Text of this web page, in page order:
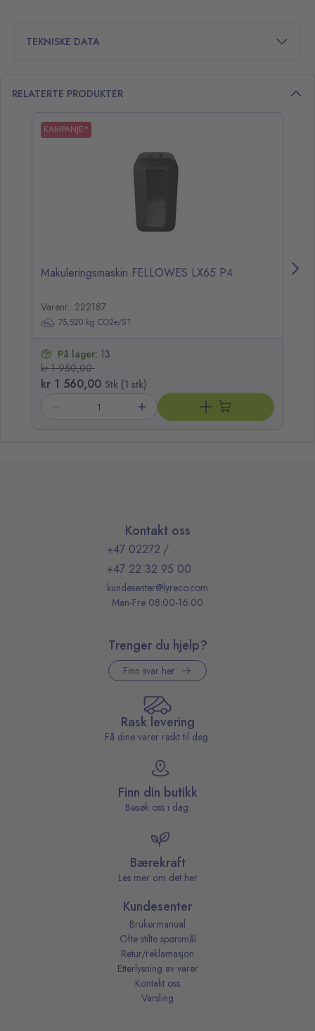
TEKNISKE DATA
RELATERTE PRODUKTER
over listen
KAMPANJE*
Makuleringsmaskin FELLOWES LX65 P4
Varenr.: 222187
75,520 kg CO2e/ST
På lager: 13
kr 1 950,00
kr 1 560,00 Stk (1 stk)
Kontakt oss
+47 02272 /
+47 22 32 95 00
kundesenter@lyreco.com
Man-Fre 08:00-16:00
Trenger du hjelp?
Finn svar her
Rask levering
Få dine varer raskt til deg.
Finn din butikk
Besøk oss i dag.
Bærekraft
Les mer om det her
Kundesenter
Brukermanual
Ofte stilte spørsmål
Retur/reklamasjon
Etterlysning av varer
Kontakt oss
Varsling